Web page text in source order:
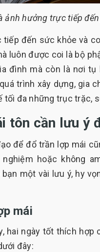
ảnh hưởng trực tiếp
tiếp đến sức khỏe và
luôn được coi là bộ
đình mà còn là nơi
trình xây dựng, gia
tối đa những trục trặc,
tôn cần lưu ý
để đổ trần lợp mái
hoặc không
một vài lưu ý, hy
mái
hai ngày tốt thích
đây: